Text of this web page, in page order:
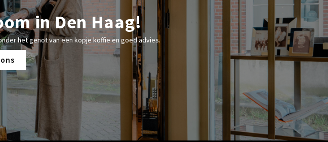
in Den Haag!
het genot van een kopje koffie en goed advies.